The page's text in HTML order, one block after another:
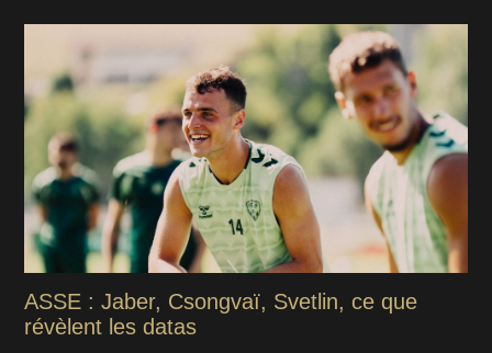
ASSE : Jaber, Csongvaï, Svetlin, ce que
révèlent les datas